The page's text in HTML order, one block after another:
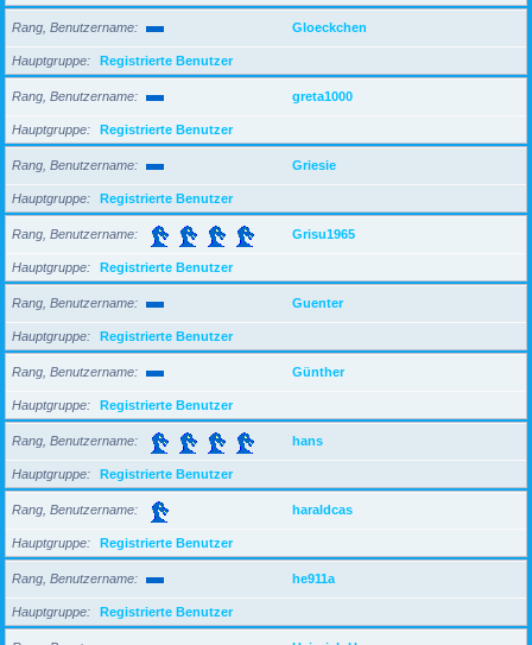
Rang, Benutzername Gloeckchen
Hauptgruppe Registrierte Benutzer
Rang, Benutzername greta1000
Hauptgruppe Registrierte Benutzer
Rang, Benutzername Griesie
Hauptgruppe Registrierte Benutzer
Rang, Benutzername Grisu1965
Hauptgruppe Registrierte Benutzer
Rang, Benutzername Guenter
Hauptgruppe Registrierte Benutzer
Rang, Benutzername Günther
Hauptgruppe Registrierte Benutzer
Rang, Benutzername hans
Hauptgruppe Registrierte Benutzer
Rang, Benutzername haraldcas
Hauptgruppe Registrierte Benutzer
Rang, Benutzername he911a
Hauptgruppe Registrierte Benutzer